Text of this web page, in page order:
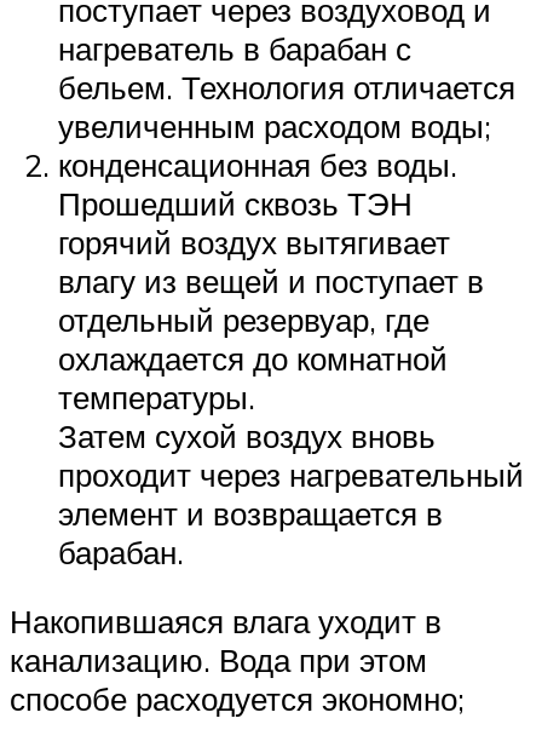
поступает через воздуховод и
нагреватель в барабан с
бельем. Технология отличается
увеличенным расходом воды;
конденсационная без воды.
Прошедший сквозь ТЭН
горячий воздух вытягивает
влагу из вещей и поступает в
отдельный резервуар, где
охлаждается до комнатной
температуры.
Затем сухой воздух вновь
проходит через нагревательный
элемент и возвращается в
барабан.
Накопившаяся влага уходит в
канализацию. Вода при этом
способе расходуется экономно;